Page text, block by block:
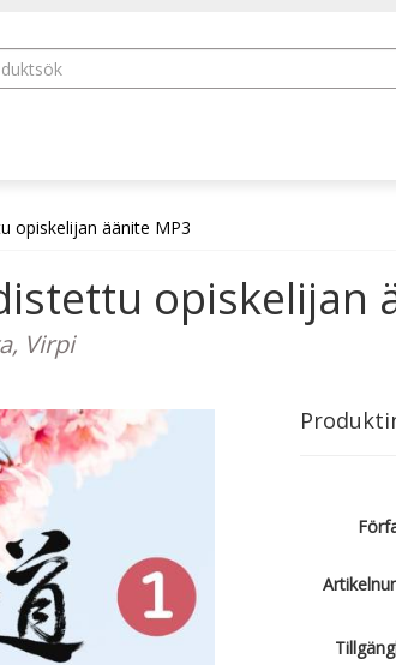
opiskelijan äänite MP3
opiskelijan
Virpi